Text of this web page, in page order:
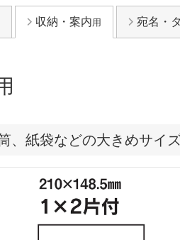
収納・案内用 宛名・
、紙袋などの大きめサイ